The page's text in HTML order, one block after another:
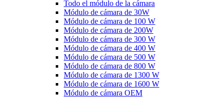
Todo el módulo de la cámara
Módulo de cámara de 30W
Módulo de cámara de 100 W
Módulo de cámara de 200W
Módulo de cámara de 300 W
Módulo de cámara de 400 W
Módulo de cámara de 500 W
Módulo de cámara de 800 W
Módulo de cámara de 1300 W
Módulo de cámara de 1600 W
Módulo de cámara OEM